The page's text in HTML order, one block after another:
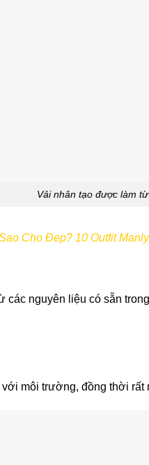
Vải nhân tạo được làm
Cho Đẹp? 10 Outfit
nguyên liệu có sẵn
môi trường, đồng thời rất